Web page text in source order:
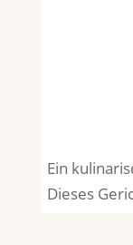
Ein
Dieses